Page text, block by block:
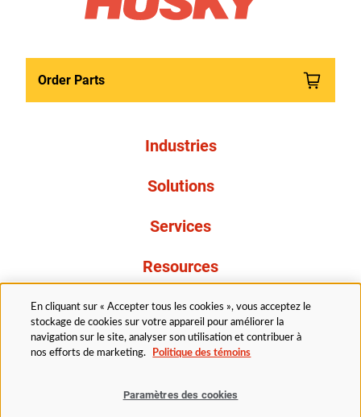
Order Parts
Industries
Solutions
Services
Resources
À propos de nous
En cliquant sur « Accepter tous les cookies », vous acceptez le
stockage de cookies sur votre appareil pour améliorer la
navigation sur le site, analyser son utilisation et contribuer à
nos efforts de marketing.
Politique des témoins
Paramètres des cookies